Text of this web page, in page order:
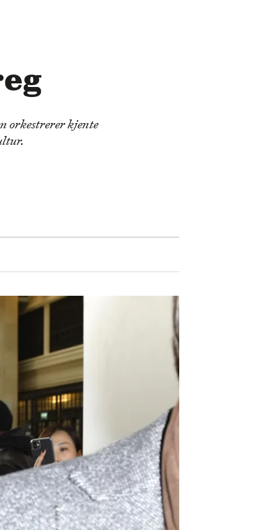
orkestrerer kjente